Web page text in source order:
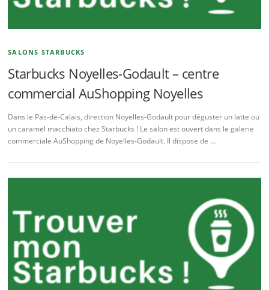
SALONS STARBUCKS
Starbucks Noyelles-Godault – centre
commercial AuShopping Noyelles
Dans le Pas-de-Calais, direction Noyelles-Godault pour déguster un latte ou
un caramel macchiato chez Starbucks ! Le salon est ouvert dans le galerie
commerciale AuShopping de Noyelles-Godault. Il dispose de …